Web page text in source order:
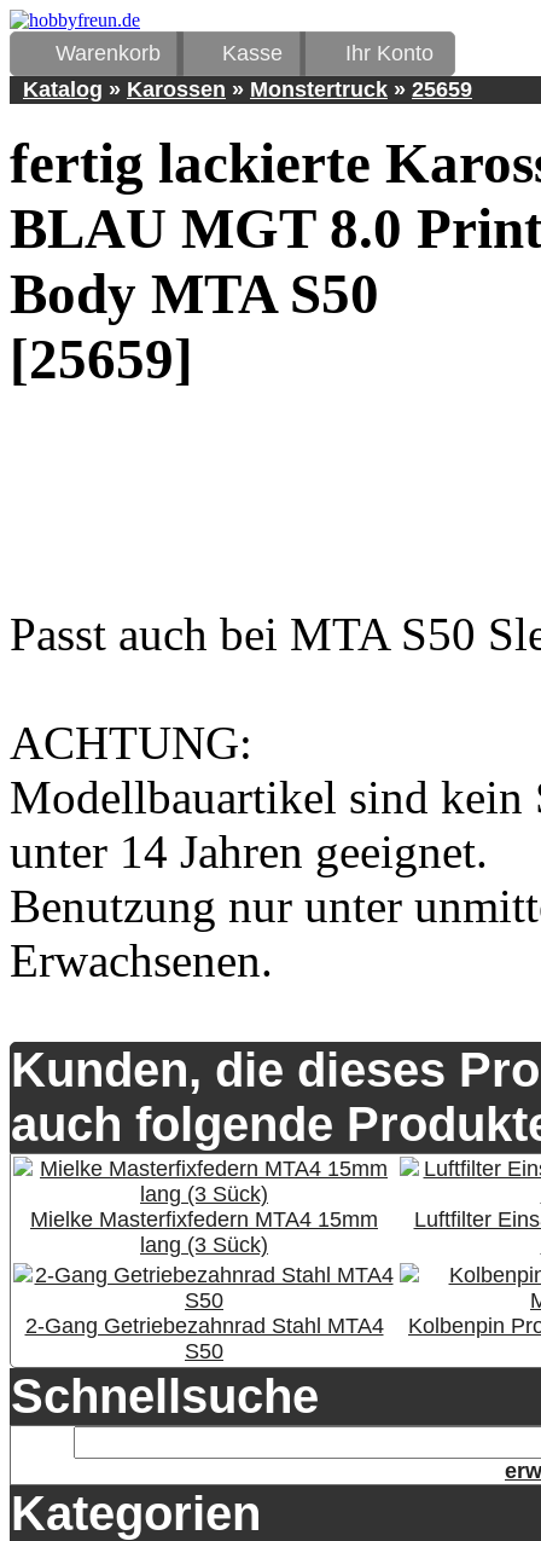
Warenkorb Kasse
Ihr Konto
Katalog » Karossen » Monstertruck » 25659
fertig lackierte
BLAU MGT 8.0
Body MTA S50
[25659]
Passt auch bei MTA S50
ACHTUNG:
Modellbauartikel sind
unter 14 Jahren geeignet.
Benutzung nur unter
Erwachsenen.
Kunden, die dieses
auch folgende
Mielke Masterfixfedern MTA4 15mm
lang (3 Sück)
Luftfilter
2-Gang Getriebezahnrad Stahl MTA4
S50
Kolbenpin
Schnellsuche
Kategorien